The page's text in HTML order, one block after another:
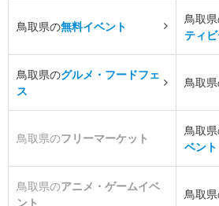
鳥取県の無料イベント
鳥取
ティ
鳥取県のグルメ・フードフェ
ス
鳥取
鳥取県のフリーマーケット
鳥取
ベント
鳥取県のアニメ・ゲームイベ
ント
鳥取